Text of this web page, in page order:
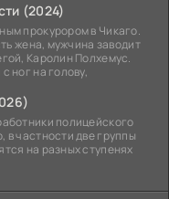
(2024)
прокурором в Чикаго.
жена, мужчина заводит
Каролин Полхемус.
ног на голову,
полицейского
в частности две группы
на разных ступенях